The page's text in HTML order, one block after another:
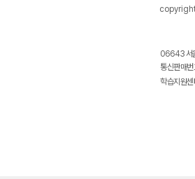
06643 서
통신판매
학습지원